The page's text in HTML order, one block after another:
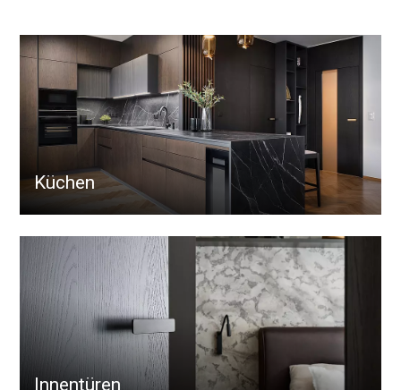
Küchen
Innentüren